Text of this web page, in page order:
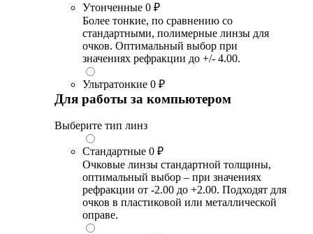
Утонченные 0 ₽
Более тонкие, по сравнению со
стандартными, полимерные линзы для
очков. Оптимальный выбор при
значениях рефракции до +/- 4.00.
Ультратонкие 0 ₽
Для работы за компьютером
Выберите тип линз
Стандартные 0 ₽
Очковые линзы стандартной толщины,
оптимальный выбор – при значениях
рефракции от -2.00 до +2.00. Подходят для
очков в пластиковой или металлической
оправе.